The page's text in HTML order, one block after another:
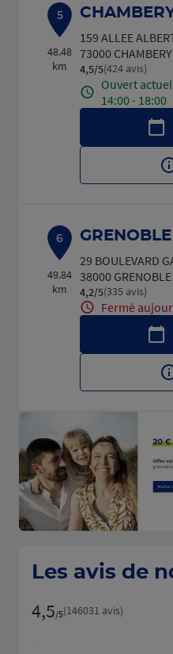
5
48.48
km
159 ALLEE
73000 CHAMBERY
4,5/5Note de 4.5 sur 5
(424 avis)
Ouvert
14:00 - 18:00
6
49.84
km
29 BOULEVARD
38000 GRENOBLE
4,2/5Note de 4.2 sur 5
(335 avis)
Fermé
Les avis de
4,5/5Note de 4.5 sur 5
(146031 avis)